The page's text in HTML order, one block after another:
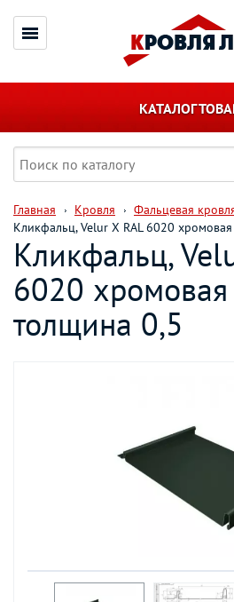
КАТАЛОГ
Главная Кровля
Фальцевая
Кликфальц, Velur X RAL 6020
Кликфальц,
6020 хромовая
толщина 0,5